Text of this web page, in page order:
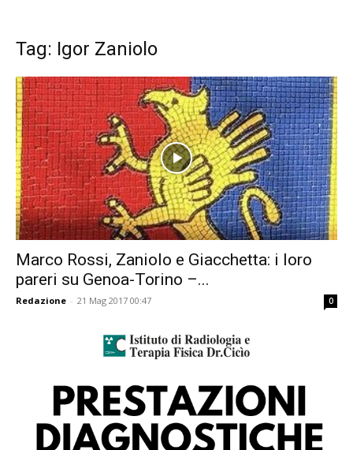
Tag: Igor Zaniolo
Marco Rossi, Zaniolo e Giacchetta: i loro
pareri su Genoa-Torino –...
Redazione - 21 Mag 2017 00:47 0